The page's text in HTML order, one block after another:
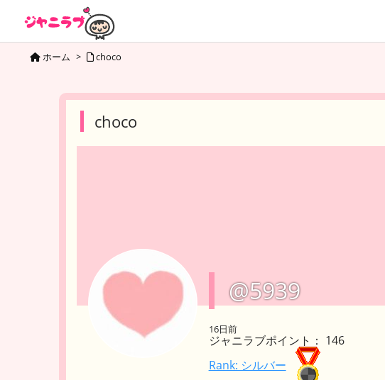
ホーム > choco
choco
@5939
16日前
ジャニラブポイント： 146
Rank: シルバー